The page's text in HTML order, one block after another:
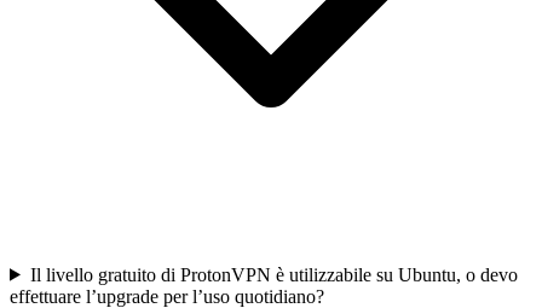
Il livello gratuito di ProtonVPN è utilizzabile su Ubuntu, o devo
effettuare l’upgrade per l’uso quotidiano?